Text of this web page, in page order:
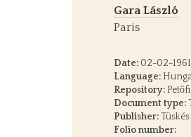
Gara László
Paris
Date: 02-02-1961
Language:
Repository:
Document type:
Publisher:
Folio number: